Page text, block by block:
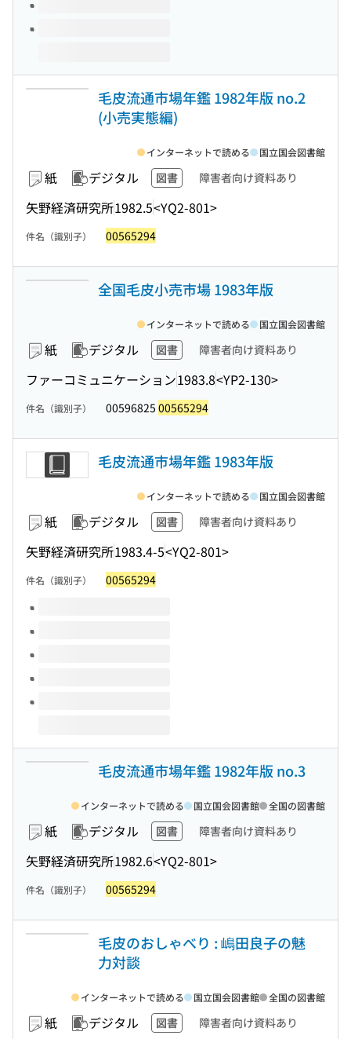
毛皮流通市場年鑑 1982年版 no.2
(小売実態編)
紙 デジタル 図書 障害者向け資料あり
矢野経済研究所1982.5<YQ2-801>
インターネットで読める 国立国会図書館
件名（識別子） 00565294
全国毛皮小売市場 1983年版
紙 デジタル 図書 障害者向け資料あり
ファーコミュニケーション1983.8<YP2-130>
インターネットで読める 国立国会図書館
件名（識別子） 00596825 00565294
毛皮流通市場年鑑 1983年版
紙 デジタル 図書 障害者向け資料あり
矢野経済研究所1983.4-5<YQ2-801>
インターネットで読める 国立国会図書館
件名（識別子） 00565294
このタイトルの巻号
毛皮流通市場年鑑 1982年版 no.3
紙 デジタル 図書 障害者向け資料あり
矢野経済研究所1982.6<YQ2-801>
インターネットで読める 国立国会図書館 全国の図書館
件名（識別子） 00565294
毛皮のおしゃべり : 嶋田良子の魅
力対談
紙 デジタル 図書 障害者向け資料あり
インターネットで読める 国立国会図書館 全国の図書館